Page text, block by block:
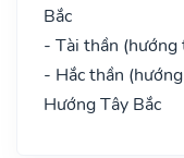
Bắc
- Tài thần
- Hắc thần
Hướng Tây Bắc